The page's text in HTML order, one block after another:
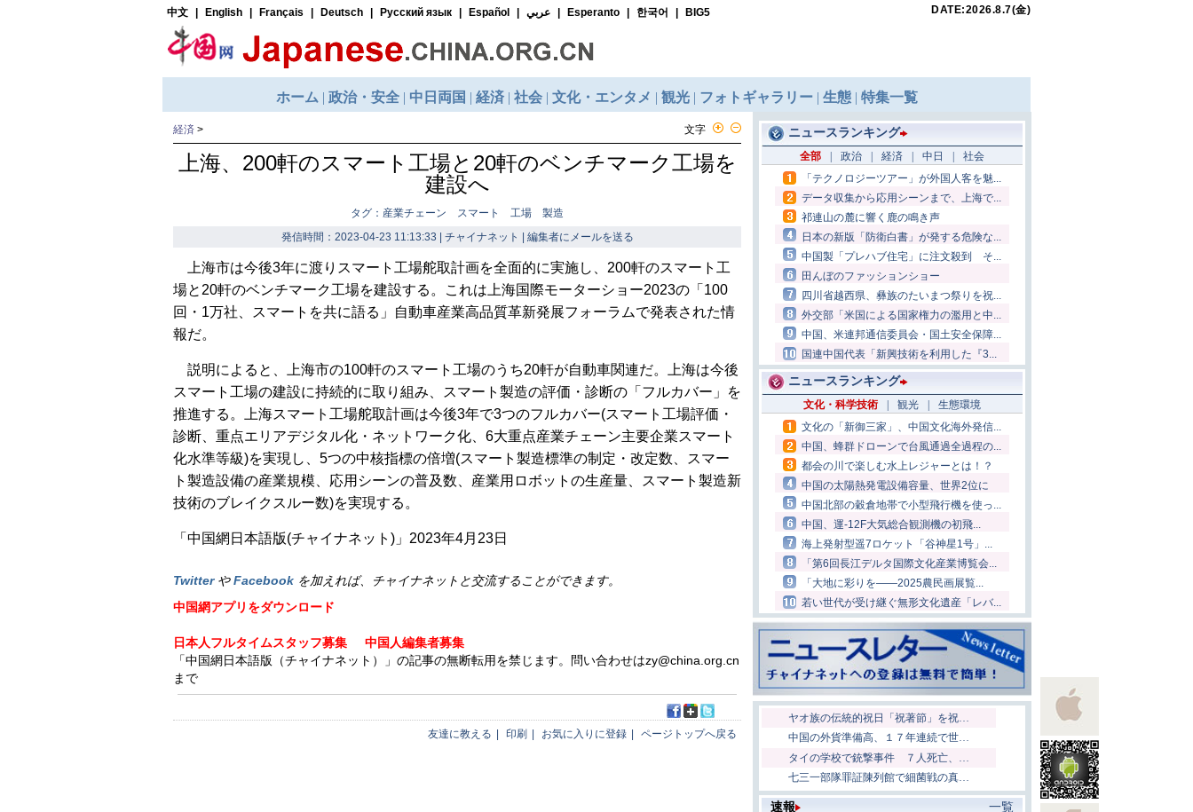
文字
経済 >
上海、200軒のスマート工場と20軒のベンチマーク工場を
建設へ
タグ：産業チェーン スマート 工場 製造
発信時間：2023-04-23 11:13:33 | チャイナネット | 編集者にメールを送る
上海市は今後3年に渡りスマート工場舵取計画を全面的に実施し、200軒のスマート工
場と20軒のベンチマーク工場を建設する。これは上海国際モーターショー2023の「100
回・1万社、スマートを共に語る」自動車産業高品質革新発展フォーラムで発表された情
報だ。
説明によると、上海市の100軒のスマート工場のうち20軒が自動車関連だ。上海は今後
スマート工場の建設に持続的に取り組み、スマート製造の評価・診断の「フルカバー」を
推進する。上海スマート工場舵取計画は今後3年で3つのフルカバー(スマート工場評価・
診断、重点エリアデジタル化・ネットワーク化、6大重点産業チェーン主要企業スマート
化水準等級)を実現し、5つの中核指標の倍増(スマート製造標準の制定・改定数、スマー
ト製造設備の産業規模、応用シーンの普及数、産業用ロボットの生産量、スマート製造新
技術のブレイクスルー数)を実現する。
「中国網日本語版(チャイナネット)」2023年4月23日
Twitter やFacebook を加えれば、チャイナネットと交流することができます。
中国網アプリをダウンロード
日本人フルタイムスタッフ募集
中国人編集者募集
「中国網日本語版（チャイナネット）」の記事の無断転用を禁じます。問い合わせはzy@china.org.cn
まで
友達に教える 印刷 お気に入りに登録 ページトップへ戻る